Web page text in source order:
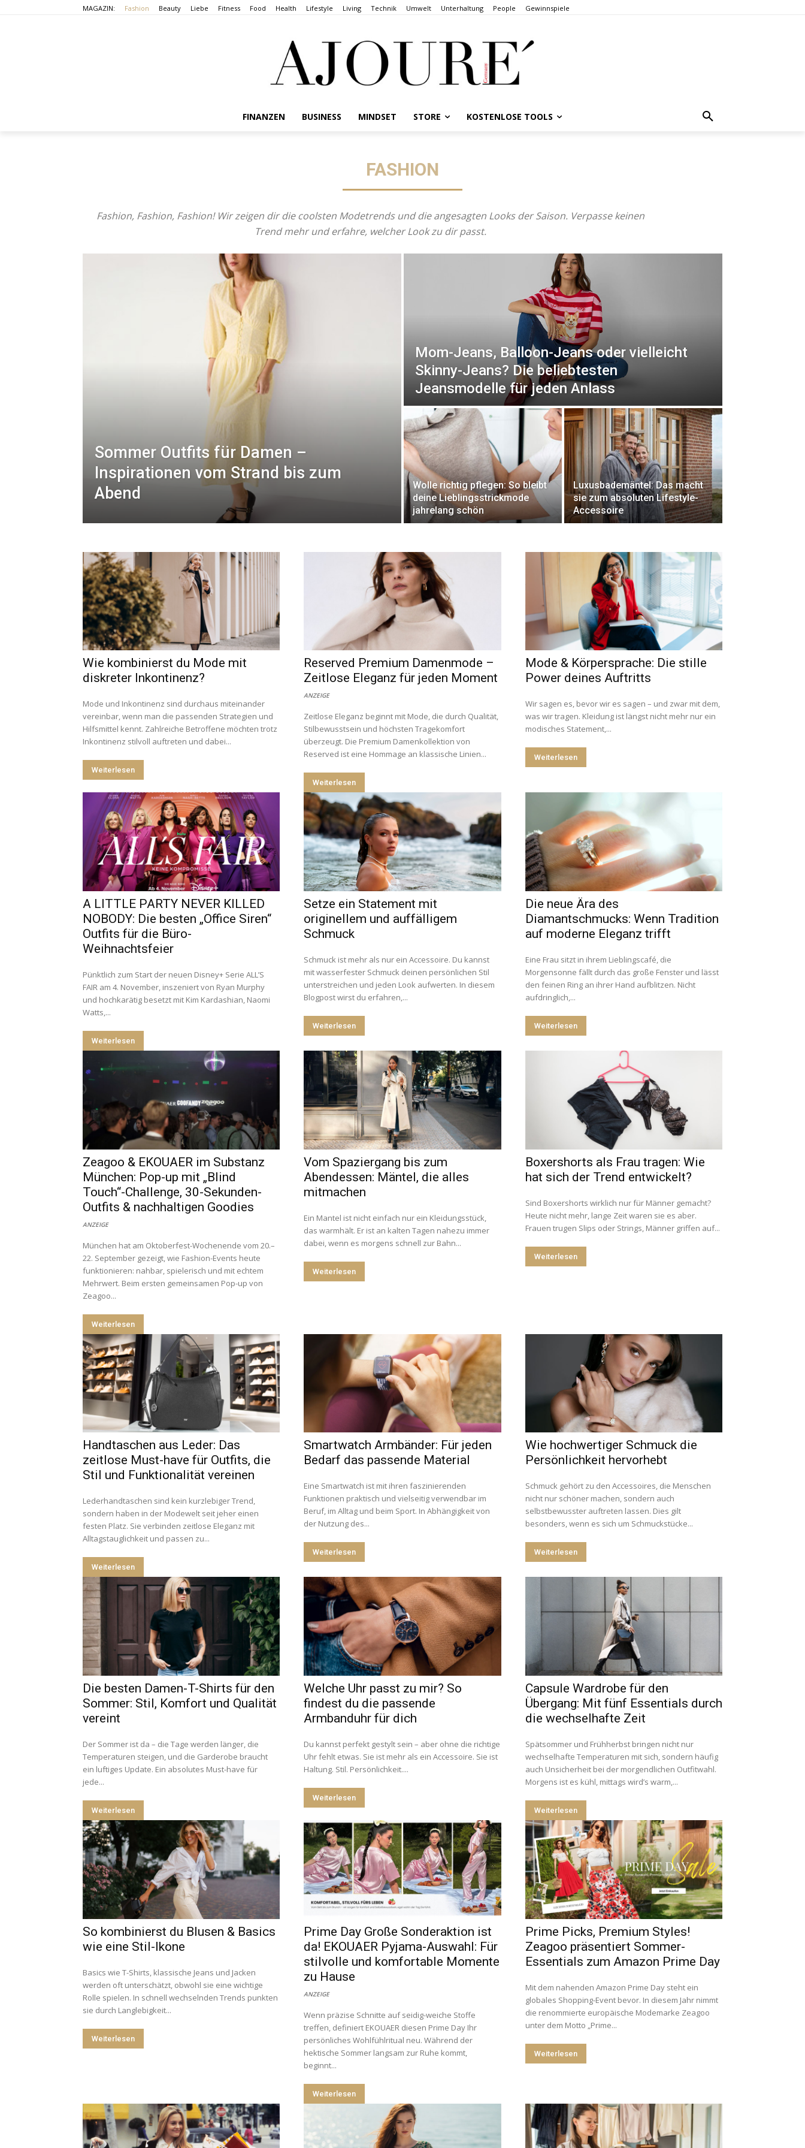
MAGAZIN: Fashion Beauty Liebe Fitness Food Health Lifestyle Living Technik Umwelt Unterhaltung People Gewinnspiele
FINANZEN BUSINESS MINDSET STORE KOSTENLOSE TOOLS
FASHION
Fashion, Fashion, Fashion! Wir zeigen dir die coolsten Modetrends und die angesagten Looks der Saison. Verpasse keinen
Trend mehr und erfahre, welcher Look zu dir passt.
Sommer Outfits für Damen –
Inspirationen vom Strand bis zum
Abend
Mom-Jeans, Balloon-Jeans oder vielleicht
Skinny-Jeans? Die beliebtesten
Jeansmodelle für jeden Anlass
Wolle richtig pflegen: So bleibt
deine Lieblingsstrickmode
jahrelang schön
Luxusbademäntel: Das macht
sie zum absoluten Lifestyle-
Accessoire
Wie kombinierst du Mode mit
diskreter Inkontinenz?
Mode und Inkontinenz sind durchaus miteinander
vereinbar, wenn man die passenden Strategien und
Hilfsmittel kennt. Zahlreiche Betroffene möchten trotz
Inkontinenz stilvoll auftreten und dabei...
Weiterlesen
Reserved Premium Damenmode –
Zeitlose Eleganz für jeden Moment
ANZEIGE
Zeitlose Eleganz beginnt mit Mode, die durch Qualität,
Stilbewusstsein und höchsten Tragekomfort
überzeugt. Die Premium Damenkollektion von
Reserved ist eine Hommage an klassische Linien...
Weiterlesen
Mode & Körpersprache: Die stille
Power deines Auftritts
Wir sagen es, bevor wir es sagen – und zwar mit dem,
was wir tragen. Kleidung ist längst nicht mehr nur ein
modisches Statement,...
Weiterlesen
A LITTLE PARTY NEVER KILLED
NOBODY: Die besten „Office Siren“
Outfits für die Büro-
Weihnachtsfeier
Pünktlich zum Start der neuen Disney+ Serie ALL’S
FAIR am 4. November, inszeniert von Ryan Murphy
und hochkarätig besetzt mit Kim Kardashian, Naomi
Watts,...
Weiterlesen
Setze ein Statement mit
originellem und auffälligem
Schmuck
Schmuck ist mehr als nur ein Accessoire. Du kannst
mit wasserfester Schmuck deinen persönlichen Stil
unterstreichen und jeden Look aufwerten. In diesem
Blogpost wirst du erfahren,...
Weiterlesen
Die neue Ära des
Diamantschmucks: Wenn Tradition
auf moderne Eleganz trifft
Eine Frau sitzt in ihrem Lieblingscafé, die
Morgensonne fällt durch das große Fenster und lässt
den feinen Ring an ihrer Hand aufblitzen. Nicht
aufdringlich,...
Weiterlesen
Zeagoo & EKOUAER im Substanz
München: Pop-up mit „Blind
Touch“-Challenge, 30-Sekunden-
Outfits & nachhaltigen Goodies
ANZEIGE
München hat am Oktoberfest-Wochenende vom 20.–
22. September gezeigt, wie Fashion-Events heute
funktionieren: nahbar, spielerisch und mit echtem
Mehrwert. Beim ersten gemeinsamen Pop-up von
Zeagoo...
Weiterlesen
Vom Spaziergang bis zum
Abendessen: Mäntel, die alles
mitmachen
Ein Mantel ist nicht einfach nur ein Kleidungsstück,
das warmhält. Er ist an kalten Tagen nahezu immer
dabei, wenn es morgens schnell zur Bahn...
Weiterlesen
Boxershorts als Frau tragen: Wie
hat sich der Trend entwickelt?
Sind Boxershorts wirklich nur für Männer gemacht?
Heute nicht mehr, lange Zeit waren sie es aber.
Frauen trugen Slips oder Strings, Männer griffen auf...
Weiterlesen
Handtaschen aus Leder: Das
zeitlose Must-have für Outfits, die
Stil und Funktionalität vereinen
Lederhandtaschen sind kein kurzlebiger Trend,
sondern haben in der Modewelt seit jeher einen
festen Platz. Sie verbinden zeitlose Eleganz mit
Alltagstauglichkeit und passen zu...
Weiterlesen
Smartwatch Armbänder: Für jeden
Bedarf das passende Material
Eine Smartwatch ist mit ihren faszinierenden
Funktionen praktisch und vielseitig verwendbar im
Beruf, im Alltag und beim Sport. In Abhängigkeit von
der Nutzung des...
Weiterlesen
Wie hochwertiger Schmuck die
Persönlichkeit hervorhebt
Schmuck gehört zu den Accessoires, die Menschen
nicht nur schöner machen, sondern auch
selbstbewusster auftreten lassen. Dies gilt
besonders, wenn es sich um Schmuckstücke...
Weiterlesen
Die besten Damen-T-Shirts für den
Sommer: Stil, Komfort und Qualität
vereint
Der Sommer ist da – die Tage werden länger, die
Temperaturen steigen, und die Garderobe braucht
ein luftiges Update. Ein absolutes Must-have für
jede...
Weiterlesen
Welche Uhr passt zu mir? So
findest du die passende
Armbanduhr für dich
Du kannst perfekt gestylt sein – aber ohne die richtige
Uhr fehlt etwas. Sie ist mehr als ein Accessoire. Sie ist
Haltung. Stil. Persönlichkeit....
Weiterlesen
Capsule Wardrobe für den
Übergang: Mit fünf Essentials durch
die wechselhafte Zeit
Spätsommer und Frühherbst bringen nicht nur
wechselhafte Temperaturen mit sich, sondern häufig
auch Unsicherheit bei der morgendlichen Outfitwahl.
Morgens ist es kühl, mittags wird’s warm,...
Weiterlesen
So kombinierst du Blusen & Basics
wie eine Stil-Ikone
Basics wie T-Shirts, klassische Jeans und Jacken
werden oft unterschätzt, obwohl sie eine wichtige
Rolle spielen. In schnell wechselnden Trends punkten
sie durch Langlebigkeit...
Weiterlesen
Prime Day Große Sonderaktion ist
da! EKOUAER Pyjama-Auswahl: Für
stilvolle und komfortable Momente
zu Hause
ANZEIGE
Wenn präzise Schnitte auf seidig-weiche Stoffe
treffen, definiert EKOUAER diesen Prime Day Ihr
persönliches Wohlfühlritual neu. Während der
hektische Sommer langsam zur Ruhe kommt,
beginnt...
Weiterlesen
Prime Picks, Premium Styles!
Zeagoo präsentiert Sommer-
Essentials zum Amazon Prime Day
Mit dem nahenden Amazon Prime Day steht ein
globales Shopping-Event bevor. In diesem Jahr nimmt
die renommierte europäische Modemarke Zeagoo
unter dem Motto „Prime...
Weiterlesen